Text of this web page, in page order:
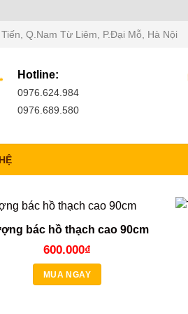
Q.Nam Từ Liêm, P.Đại Mỗ, Hà Nội
Hotline:
0976.624.984
0976.689.580
bác hồ thạch cao 90cm
600.000₫
MUA NGAY